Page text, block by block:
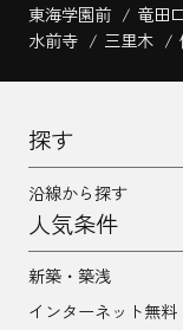
東海学園前
竜田口
水前寺
三里木
探す
沿線から探す
人気条件
新築・築浅
インターネット無料